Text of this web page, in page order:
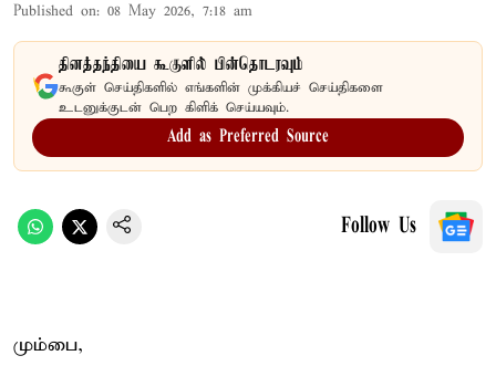
Published on: 08 May 2026, 7:18 am
தினத்தந்தியை கூகுளில் பின்தொடரவும்
கூகுள் செய்திகளில் எங்களின் முக்கியச் செய்திகளை
உடனுக்குடன் பெற கிளிக் செய்யவும்.
Add as Preferred Source
Follow Us
மும்பை,